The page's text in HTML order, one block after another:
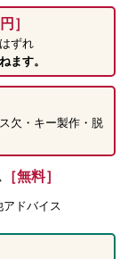
］
ずれ
ます。
欠・キー製作・脱
［無料］
ドバイス